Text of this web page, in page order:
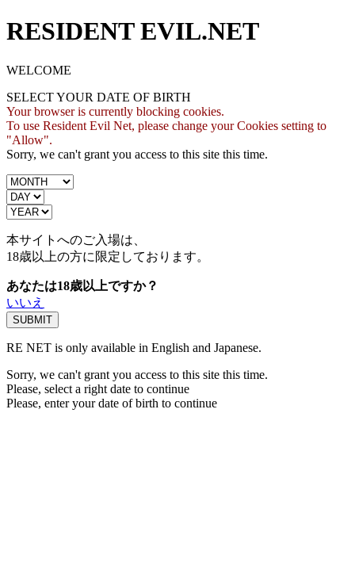
RESIDENT EVIL.NET
WELCOME
SELECT YOUR DATE OF BIRTH
Your browser is currently blocking cookies.
To use Resident Evil Net, please change your Cookies setting to
"Allow".
Sorry, we can't grant you access to this site this time.
本サイトへのご入場は、
18歳以上の方に限定しております。
あなたは18歳以上ですか？
いいえ
RE NET is only available in English and Japanese.
Sorry, we can't grant you access to this site this time.
Please, select a right date to continue
Please, enter your date of birth to continue